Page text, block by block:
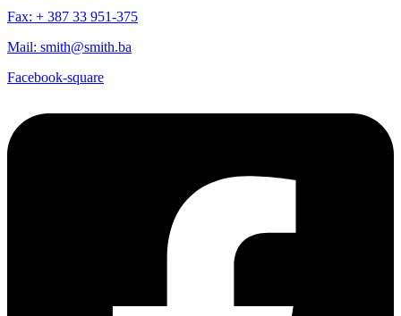
Fax: + 387 33 951-375
Mail: smith@smith.ba
Facebook-square